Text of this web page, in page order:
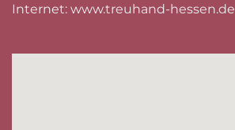
Internet: www.treuhand-hessen.de